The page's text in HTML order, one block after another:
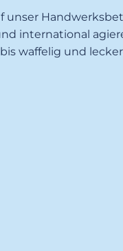
unser
international
waffelig und